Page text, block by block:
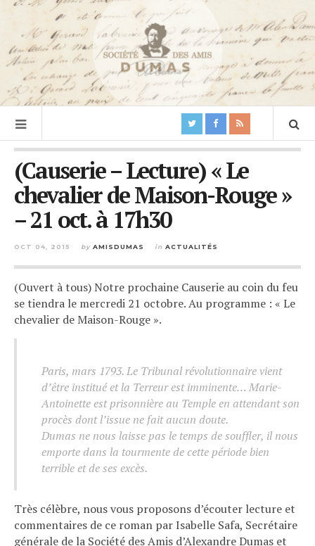
(Causerie – Lecture) « Le
chevalier de Maison-Rouge »
– 21 oct. à 17h30
OCT 04, 2015 by AMISDUMAS in ACTUALITÉS
(Ouvert à tous) Notre prochaine Causerie au coin du feu
se tiendra le mercredi 21 octobre. Au programme : « Le
chevalier de Maison-Rouge ».
Paris, mars 1793. Le Tribunal révolutionnaire vient
d’être institué et la Terreur est imminente… Marie-
Antoinette est prisonnière au Temple en attendant son
procès dont l’issue ne fait aucun doute.
Dumas ne nous laisse pas le temps de souffler, il nous
emporte dans la tourmente de cette période bien
terrible et de ses excès.
Très célèbre, nous vous proposons d’écouter lecture et
commentaires de ce roman par Isabelle Safa, Secrétaire
générale de la Société des Amis d’Alexandre Dumas et